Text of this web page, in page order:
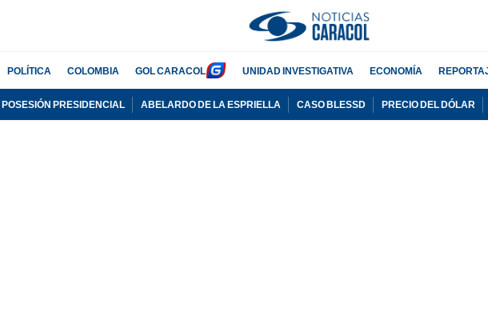
POLÍTICA COLOMBIA GOL CARACOL UNIDAD INVESTIGATIVA ECONOMÍA
POSESIÓN PRESIDENCIAL ABELARDO DE LA ESPRIELLA CASO BLESSD PRECIO DEL DÓLAR